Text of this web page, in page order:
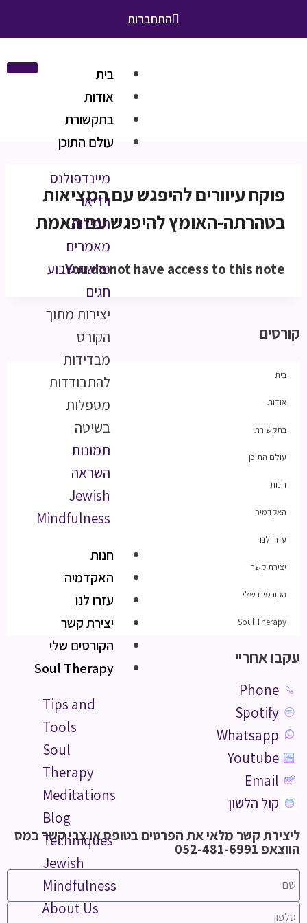
התחברות
בית
אודות
בתקשורת
עולם התוכן
מיינדפולנס
וידיאו
תפילות
מאמרים
פרשת שבוע
חגים
יצירות מתוך
הקורס
מבדידות
להתבודדות
מטפלות
בשיטה
תמונות
השראה
Jewish
Mindfulness
חנות
האקדמיה
עזרו לנו
יצירת קשר
הקורסים שלי
Soul Therapy
Tips and
Tools
Soul
Therapy
Meditations
Blog
Techniques
Jewish
Mindfulness
About Us
פוקח עיוורים להיפגש עם המציאות
בטהרתה-האומץ להיפגש עם האמת
You do not have access to this note.
קורסים
בית
אודות
בתקשורת
עולם התוכן
חנות
האקדמיה
עזרו לנו
יצירת קשר
הקורסים שלי
Soul Therapy
עקבו אחריי
Phone
Spotify
Whatsapp
Youtube
Email
קול הלשון
ליצירת קשר מלאי את הפרטים בטופס או צרי קשר במס
הווצאפ 052-481-6991